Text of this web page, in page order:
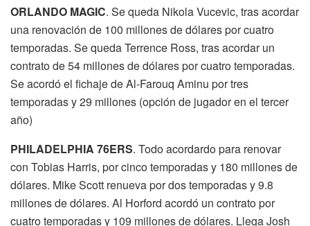
ORLANDO MAGIC. Se queda Nikola Vucevic, tras acordar
una renovación de 100 millones de dólares por cuatro
temporadas. Se queda Terrence Ross, tras acordar un
contrato de 54 millones de dólares por cuatro temporadas.
Se acordó el fichaje de Al-Farouq Aminu por tres
temporadas y 29 millones (opción de jugador en el tercer
año)
PHILADELPHIA 76ERS. Todo acordardo para renovar
con Tobias Harris, por cinco temporadas y 180 millones de
dólares. Mike Scott renueva por dos temporadas y 9.8
millones de dólares. Al Horford acordó un contrato por
cuatro temporadas y 109 millones de dólares. Llega Josh